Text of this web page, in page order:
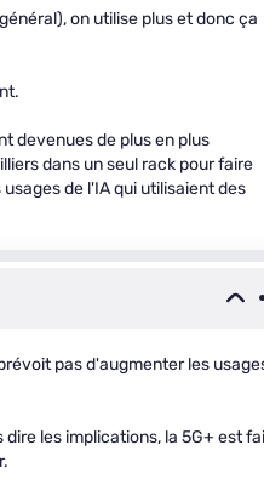
on utilise plus et donc ça
devenues de plus en plus
dans un seul rack pour faire
de l'IA qui utilisaient des
pas d'augmenter les
les implications, la 5G+ est